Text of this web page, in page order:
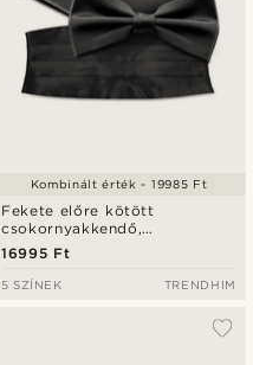
Fekete előre kötött
csokornyakkendő,
díszzsebkendő és övkendő
szett
16995 Ft
Kombinált érték - 19985 Ft
5 SZÍNEK TRENDHIM